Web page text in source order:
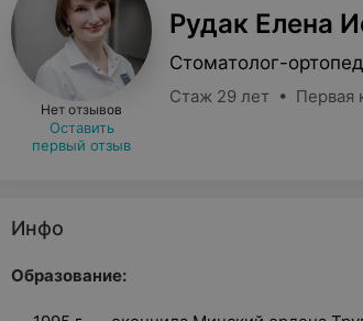
Нет отзывов
Оставить
первый отзыв
Рудак Елена
Стоматолог-ортопед
Стаж 29 лет • Первая
Инфо
Образование: